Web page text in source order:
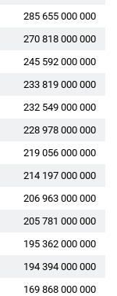
285 655 000 000
270 818 000 000
245 592 000 000
233 819 000 000
232 549 000 000
228 978 000 000
219 056 000 000
214 197 000 000
206 963 000 000
205 781 000 000
195 362 000 000
194 394 000 000
169 868 000 000